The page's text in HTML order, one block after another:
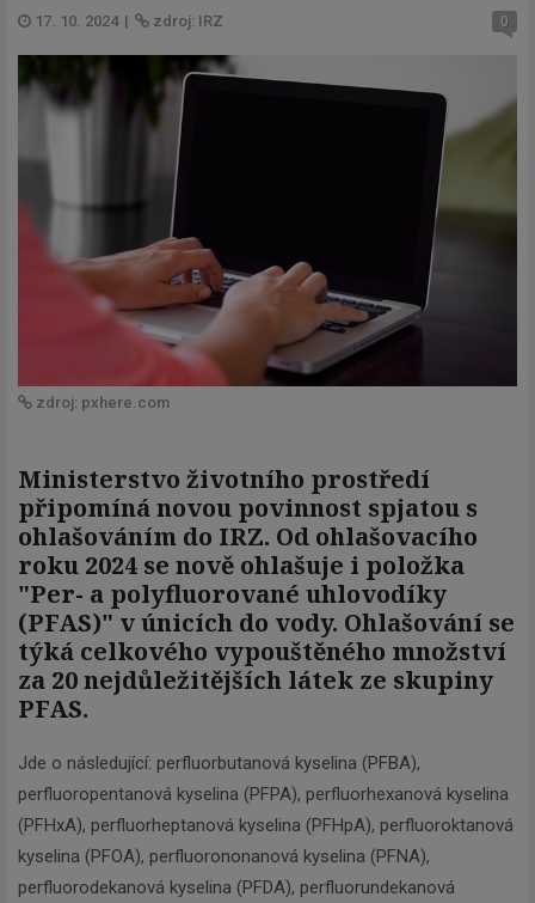
17. 10. 2024 | zdroj: IRZ 0
zdroj: pxhere.com
Ministerstvo životního prostředí
připomíná novou povinnost spjatou s
ohlašováním do IRZ. Od ohlašovacího
roku 2024 se nově ohlašuje i položka
"Per- a polyfluorované uhlovodíky
(PFAS)" v únicích do vody. Ohlašování se
týká celkového vypouštěného množství
za 20 nejdůležitějších látek ze skupiny
PFAS.
Jde o následující: perfluorbutanová kyselina (PFBA),
perfluoropentanová kyselina (PFPA), perfluorhexanová kyselina
(PFHxA), perfluorheptanová kyselina (PFHpA), perfluoroktanová
kyselina (PFOA), perfluorononanová kyselina (PFNA),
perfluorodekanová kyselina (PFDA), perfluorundekanová